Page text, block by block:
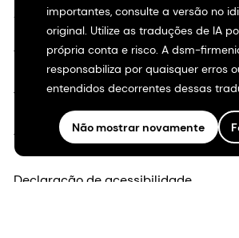
importantes, consulte a versão no
original. Utilize as traduções de IA
própria conta e risco. A dsm-
responsabiliza por quaisquer erros
entendidos decorrentes dessas
Não mostrar novamente
Aviso de privacidade
Termos de uso
Termos e condições
Transparência na Califórnia
Declaração de acessibilidade